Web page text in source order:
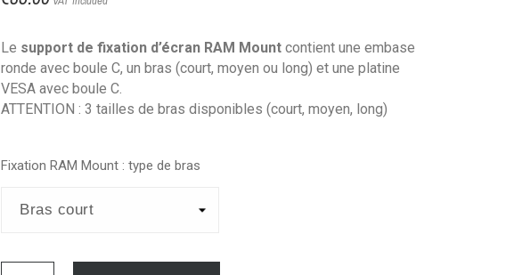
Le support de fixation d’écran RAM Mount contient une embase
ronde avec boule C, un bras (court, moyen ou long) et une platine
VESA avec boule C.
ATTENTION : 3 tailles de bras disponibles (court, moyen, long)
Fixation RAM Mount : type de bras